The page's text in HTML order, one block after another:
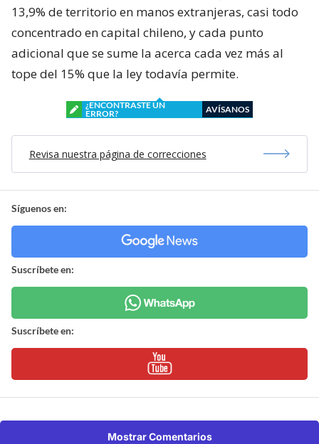
13,9% de territorio en manos extranjeras, casi todo
concentrado en capital chileno, y cada punto
adicional que se sume la acerca cada vez más al
tope del 15% que la ley todavía permite.
¿ENCONTRASTE UN
ERROR?
AVÍSANOS
Revisa nuestra página de correcciones
Síguenos en:
Suscríbete en:
Suscríbete en:
Mostrar Comentarios